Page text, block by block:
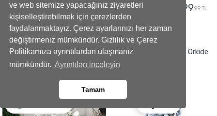
ve web sitemize yapacağınız ziyaretleri
kişiselleştirebilmek için çerezlerden
faydalanmaktayız. Çerez ayarlarınızı her zaman
değiştirmeniz mümkündür. Gizlilik ve Çerez
Politikamıza ayrıntılardan ulaşmanız
mümkündür. Ayrıntıları inceleyin
Tamam
2999,99 TL 2699,99 TL 2799,99 TL 2499,99 TL
Yapay Beyaz Orkide Çiçeği
Premium Alacalı Mavi Orkide